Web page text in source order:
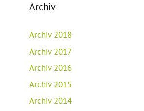
Archiv
Archiv 2018
Archiv 2017
Archiv 2016
Archiv 2015
Archiv 2014